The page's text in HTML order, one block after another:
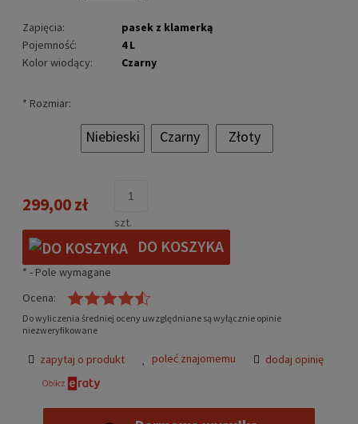
Zapięcia:
pasek z klamerką
Pojemność:
4 L
Kolor wiodący:
Czarny
* Rozmiar:
Niebieski Czarny Złoty
299,00 zł
szt.
DO KOSZYKA
* - Pole wymagane
Ocena:
Do wyliczenia średniej oceny uwzględniane są wyłącznie opinie
niezweryfikowane
zapytaj o produkt poleć znajomemu dodaj opinię